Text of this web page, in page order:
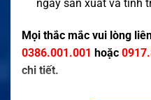
ngày sản xuất và tình
Mọi thắc mắc vui lòng
0386.001.001 hoặc
chi tiết.